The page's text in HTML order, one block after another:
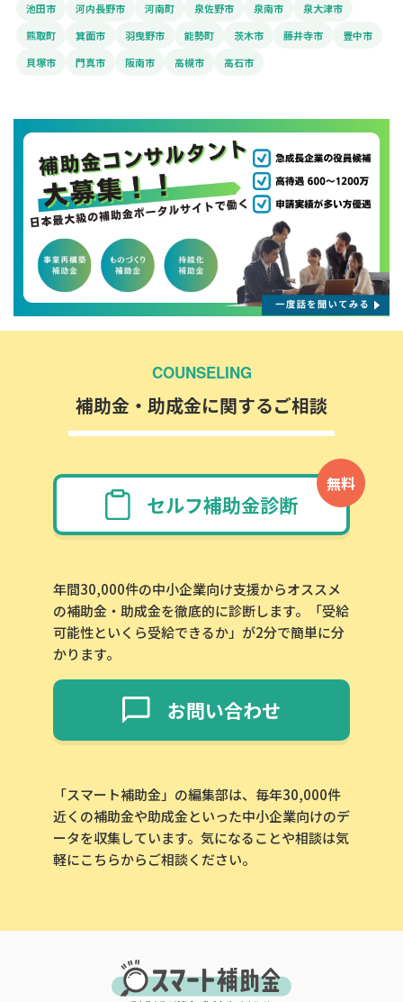
池田市
河内長野市 河南町 泉佐野市 泉南市
泉大津市
熊取町
箕面市 羽曳野市 能勢町 茨木市 藤井寺市
豊中市
貝塚市
門真市 阪南市 高槻市 高石市
COUNSELING
補助金・助成金に関するご相談
無料
セルフ補助金診断
年間30,000件の中小企業向け支援からオススメ
の補助金・助成金を徹底的に診断します。「受給
可能性といくら受給できるか」が2分で簡単に分
かります。
お問い合わせ
「スマート補助金」の編集部は、毎年30,000件
近くの補助金や助成金といった中小企業向けのデ
ータを収集しています。気になることや相談は気
軽にこちらからご相談ください。